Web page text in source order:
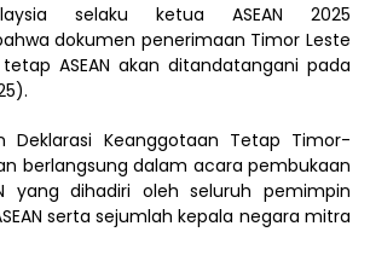
selaku ketua ASEAN 2025
dokumen penerimaan Timor Leste
ASEAN akan ditandatangani pada
Deklarasi Keanggotaan Tetap Timor-
berlangsung dalam acara pembukaan
yang dihadiri oleh seluruh pemimpin
serta sejumlah kepala negara mitra